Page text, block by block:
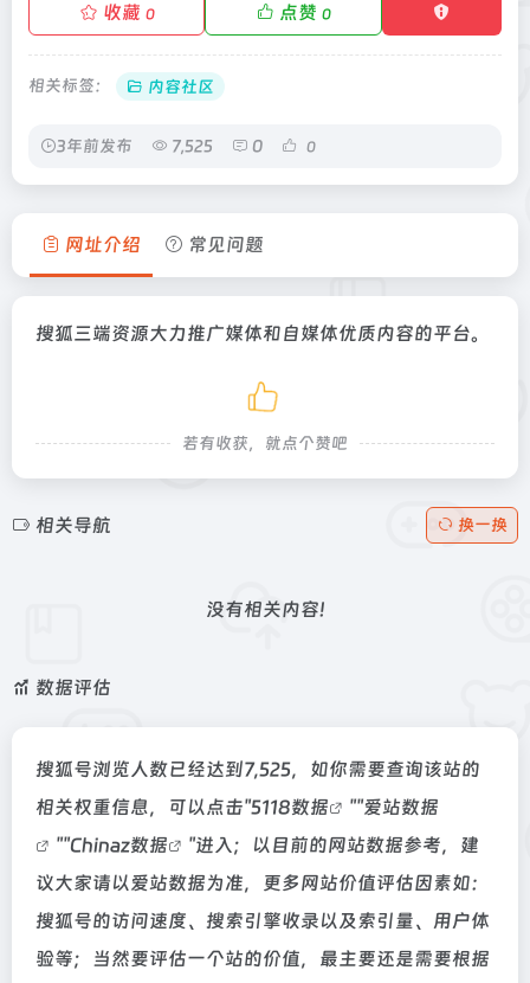
收藏 0 点赞 0
相关标签： 内容社区
3年前发布 7,525 0 0
网址介绍 常见问题
搜狐三端资源大力推广媒体和自媒体优质内容的平台。
若有收获，就点个赞吧
相关导航 换一换
没有相关内容!
数据评估
搜狐号浏览人数已经达到7,525，如你需要查询该站的
相关权重信息，可以点击"5118数据 ""爱站数据
""Chinaz数据
"进入；以目前的网站数据参考，建
议大家请以爱站数据为准，更多网站价值评估因素如：
搜狐号的访问速度、搜索引擎收录以及索引量、用户体
验等；当然要评估一个站的价值，最主要还是需要根据